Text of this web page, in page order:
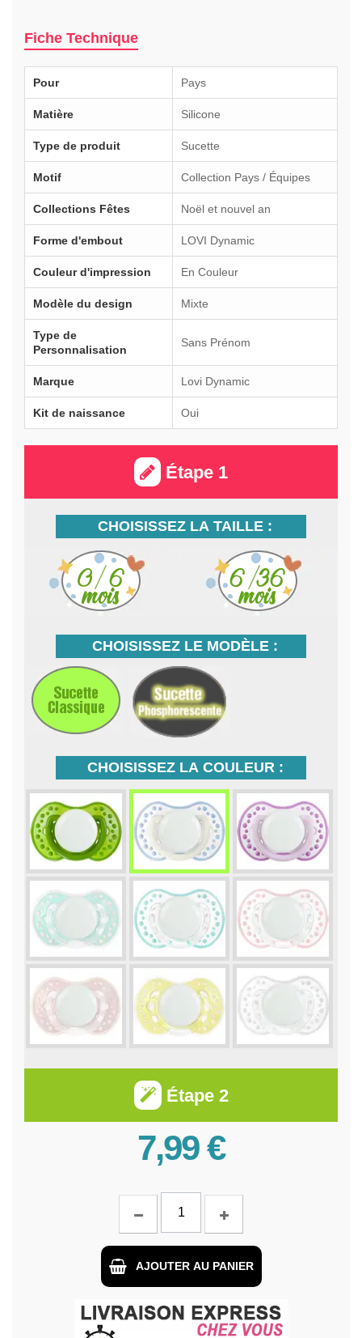
Fiche Technique
Pour Pays
Matière Silicone
Type de produit Sucette
Motif Collection Pays / Équipes
Collections Fêtes Noël et nouvel an
Forme d'embout LOVI Dynamic
Couleur d'impression En Couleur
Modèle du design Mixte
Type de
Personnalisation
Sans Prénom
Marque Lovi Dynamic
Kit de naissance Oui
Étape 1
CHOISISSEZ LA TAILLE :
CHOISISSEZ LE MODÈLE :
CHOISISSEZ LA COULEUR :
Étape 2
7,99 €
AJOUTER AU PANIER